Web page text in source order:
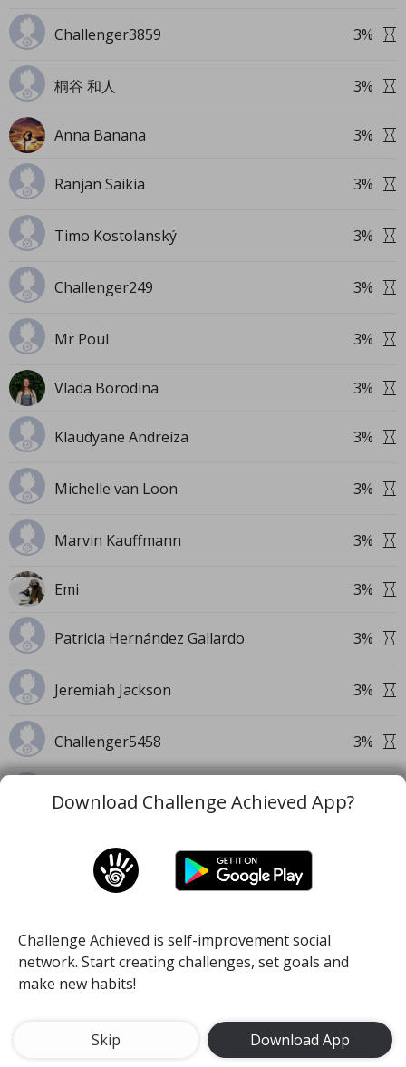
Challenger3859 3%
桐谷 和人 3%
Anna Banana 3%
Ranjan Saikia 3%
Timo Kostolanský 3%
Challenger249 3%
Mr Poul 3%
Vlada Borodina 3%
Klaudyane Andreíza 3%
Michelle van Loon 3%
Marvin Kauffmann 3%
Emi 3%
Patricia Hernández Gallardo 3%
Jeremiah Jackson 3%
Challenger5458 3%
Challenger8341 3
Szpinakowe Spaghetti
Pratap Kumar
Kolozsvári Jázmin
Challenger2985
Challenger8515
Download Challenge Achieved App?
Challenge Achieved is self-improvement social
network. Start creating challenges, set goals and
make new habits!
Skip Download App